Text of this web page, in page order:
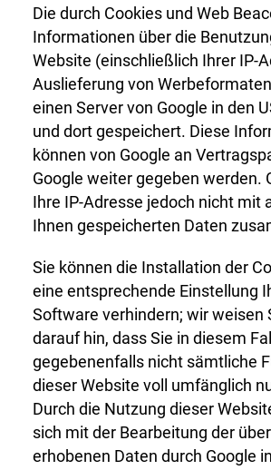
Die durch Cookies und Web
Informationen über die
Website (einschließlich Ihrer IP-
Auslieferung von
einen Server von Google in den
und dort gespeichert. Diese
können von Google an
Google weiter gegeben werden.
Ihre IP-Adresse jedoch nicht mit
Ihnen gespeicherten Daten
Sie können die Installation der
eine entsprechende Einstellung
Software verhindern; wir weisen
darauf hin, dass Sie in diesem Fall
gegebenenfalls nicht sämtliche
dieser Website voll umfänglich
Durch die Nutzung dieser
sich mit der Bearbeitung der
erhobenen Daten durch Google